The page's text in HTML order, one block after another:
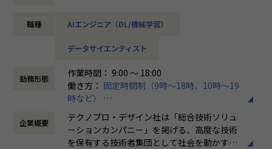
用のビジネスを進めてきましたが、その割合も年々増えてお
この度、「データ連携・データ基盤整備」「レガシーシステ
に、「コンサルティング×実行支援」を一体化したサービス
を提供します。
そのメンバーを募集いたします。エンジニアとして市場価値
を高め続けてみませんか。
【想定業務例】
職種 AIエンジニア（DL/機械学習）
データサイエンティスト
勤務形態
作業時間： 9:00 ～ 18:00
働き方： 固定時間制（9時～18時、10時～19
時など）
時間外労働の有無： 有（月平均20時間）
休憩時間： 60分
企業概要
テクノプロ・デザイン社は「総合技術ソリュ
ーションカンパニー」を掲げる、高度な技術
を保有する技術者集団として社会を動かすこ